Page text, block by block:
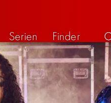
Serien Finder